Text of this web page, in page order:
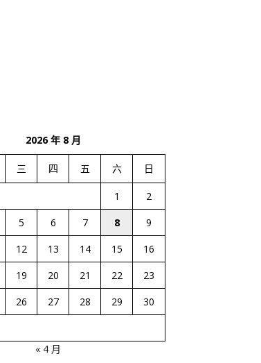
2026 年 8 月
三 四 五 六 日
1
2
5 6 7 8
9
12 13 14 15
16
19 20 21 22
23
26 27 28 29
30
« 4 月